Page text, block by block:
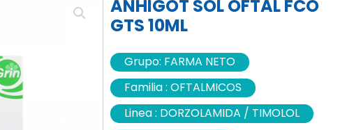
ANHIGOT SOL OFTAL FCO
GTS 10ML
Grupo: FARMA NETO
Familia : OFTALMICOS
Linea : DORZOLAMIDA / TIMOLOL